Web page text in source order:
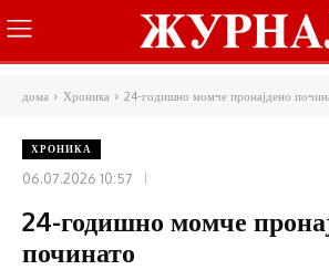
дома Хроника 24-годишно момче пронајдено
ХРОНИКА
06.07.2026 10:57
24-годишно момче
починато